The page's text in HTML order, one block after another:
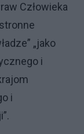
Człowieka
„jako
i
i